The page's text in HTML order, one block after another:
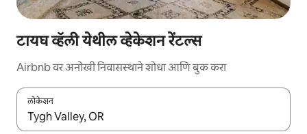
टायघ व्हॅली येथील व्हेकेशन रेंटल्स
Airbnb वर अनोखी निवासस्थाने शोधा आणि बुक करा
लोकेशन
जेव्हा परिणाम उपलब्ध असतील, तेव्हा वरच्या आणि खाली बाणांच्या किजसह